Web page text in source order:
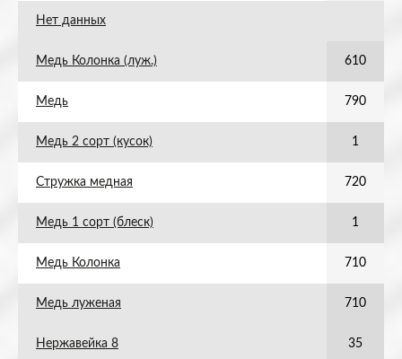
Нет данных
Медь Колонка (луж.) 610
Медь 790
Медь 2 сорт (кусок) 1
Стружка медная 720
Медь 1 сорт (блеск) 1
Медь Колонка 710
Медь луженая 710
Нержавейка 8 35